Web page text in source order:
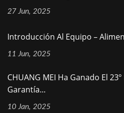
27 Jun, 2025
Introducción Al Equipo –
11 Jun, 2025
CHUANG MEI Ha Ganado El
Garantía...
10 Jan, 2025